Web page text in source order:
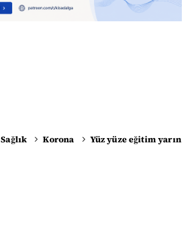
Sağlık Korona
Yüz yüze eğitim yarın